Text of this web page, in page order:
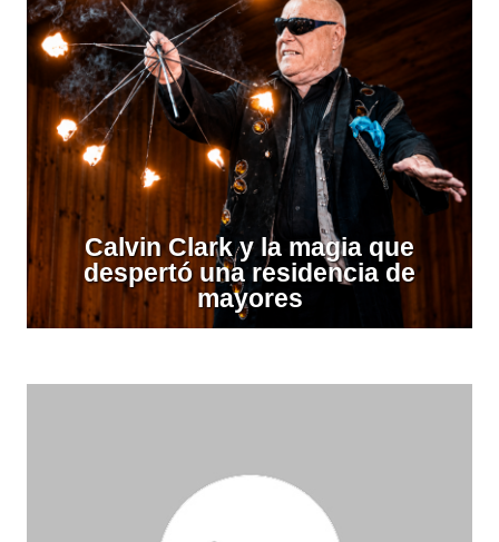
Calvin Clark y la magia que
despertó una residencia de
mayores